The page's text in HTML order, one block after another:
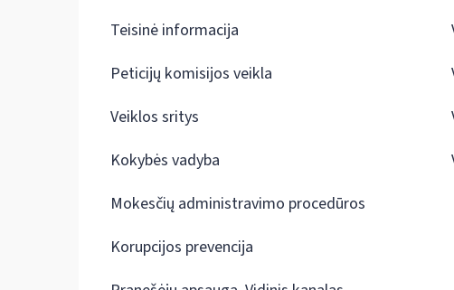
Teisinė informacija
Peticijų komisijos veikla
Veiklos sritys
Kokybės vadyba
Mokesčių administravimo procedūros
Korupcijos prevencija